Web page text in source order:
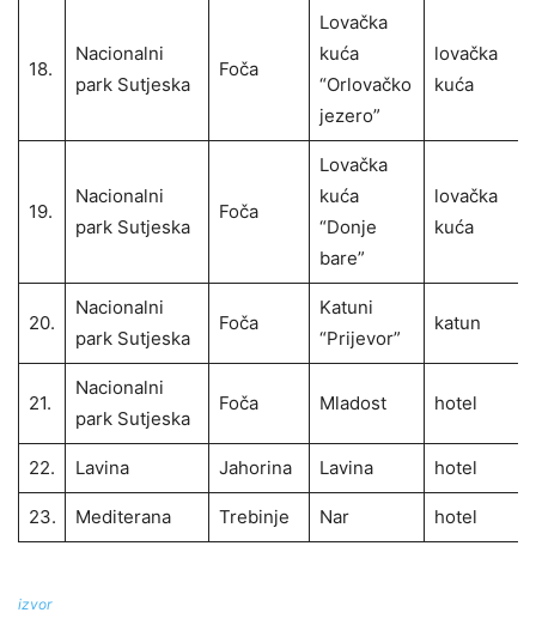
18.
Nacionalni
park Sutjeska
Foča
Lovačka
kuća
“Orlovačko
jezero”
lovačka
kuća
19.
Nacionalni
park Sutjeska
Foča
Lovačka
kuća
“Donje
bare”
lovačka
kuća
20.
Nacionalni
park Sutjeska
Foča
Katuni
“Prijevor”
katun
21.
Nacionalni
park Sutjeska
Foča Mladost hotel
22. Lavina Jahorina Lavina hotel
23. Mediterana Trebinje Nar hotel
izvor